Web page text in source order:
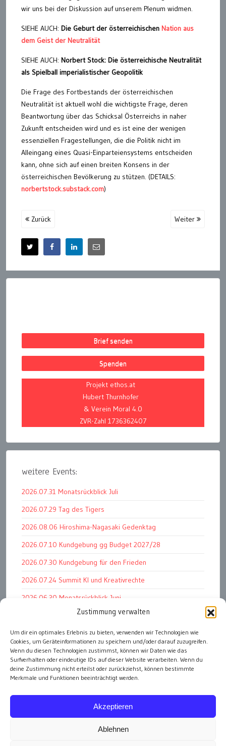
Zustimmung verwalten
Um dir ein optimales Erlebnis zu bieten, verwenden wir Technologien wie
Cookies, um Geräteinformationen zu speichern und/oder darauf zuzugreifen.
Wenn du diesen Technologien zustimmst, können wir Daten wie das
Surfverhalten oder eindeutige IDs auf dieser Website verarbeiten. Wenn du
deine Zustimmung nicht erteilst oder zurückziehst, können bestimmte
Merkmale und Funktionen beeinträchtigt werden.
Akzeptieren
Ablehnen
wir uns bei der Diskussion auf unserem Plenum widmen.
SIEHE AUCH: Die Geburt der österreichischen Nation aus
dem Geist der Neutralität
SIEHE AUCH: Norbert Stock: Die österreichische Neutralität
als Spielball imperialistischer Geopolitik
Die Frage des Fortbestands der österreichischen
Neutralität ist aktuell wohl die wichtigste Frage, deren
Beantwortung über das Schicksal Österreichs in naher
Zukunft entscheiden wird und es ist eine der wenigen
essenziellen Fragestellungen, die die Politik nicht im
Alleingang eines Quasi-Einparteiensystems entscheiden
kann, ohne sich auf einen breiten Konsens in der
österreichischen Bevölkerung zu stützen. (DETAILS:
norbertstock.substack.com)
Zurück Weiter
Brief senden
Spenden
Projekt ethos.at
Hubert Thurnhofer
& Verein Moral 4.0
ZVR-Zahl 1736362407
weitere Events:
2026.07.31 Monatsrückblick Juli
2026.07.29 Tag des Tigers
2026.08.06 Hiroshima-Nagasaki Gedenktag
2026.07.10 Kundgebung gg Budget 2027/28
2026.07.30 Kundgebung für den Frieden
2026.07.24 Summit KI und Kreativrechte
2026.06.30 Monatsrückblick Juni
2026.07.11 Worauf es letztlich ankommt
2026.07.01 Markenwert Studie 2026
2026.07.07 Open Space im Weltmuseum
alle Events